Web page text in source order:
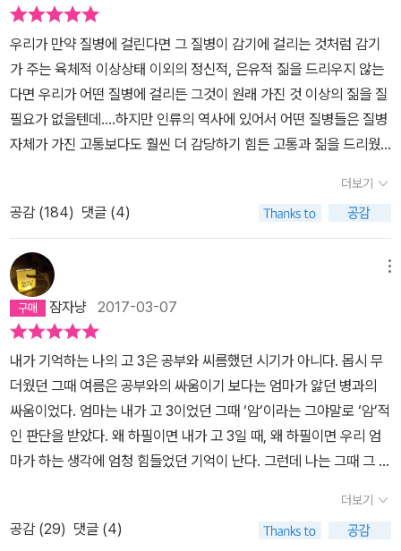
우리가 만약 질병에 걸린다면 그 질병이 감기에 걸리는 것처럼 감기
가 주는 육체적 이상상태 이외의 정신적, 은유적 짊을 드리우지 않는
다면 우리가 어떤 질병에 걸리든 그것이 원래 가진 것 이상의 짊을 질
필요가 없을텐데....하지만 인류의 역사에 있어서 어떤 질병들은 질병
자체가 가진 고통보다도 훨씬 더 감당하기 힘든 고통과 짊을 드리웠
병이 그러하다.사회암적 존재라는 표현, 내부로 침입한 외부적 존재
라는 관점, 적의 제거만이 지상과제가 되어 전쟁터인 우리 몸도 파괴
되는 것을 보지 못하는 생각, 문학적 표현에서 드러난 각종 질병을 둘
러싼 은유적 표현들과 질병을 둘러싼 은유는 특정 질병이 그 원인도
해명되지 못하고 치료법에 대한 사회적 대책이 없을 때 비로소 생겨
나게 되지만 그것은 때로는 정치적 의도로, 군사적 목적으로, 인종적
차별의 모습으로, 계급구별로, 자문화중심주의 등의 다양한 형태로
우리들의 삶에 굴레를 씌워온다.수잔 손택은 자신이 유방암과 자궁암
을 겪으면서 그리고 자신의 친한 벗을 에이즈라는 병으로 잃는 과정
에서 정작 자신이 가진 병보다는 그 병이 가진 은유적 짊에 의해서 더
욱 고통받고 좌절받게 되는 현실세계의 왜곡과 변형을 목도해왔으며
이후로 존재나 현실 그 자체가 은유에 의해 해석에 의해 현대에는 더
욱 이미지라는 수단을 통해 가해지는 허구적이고 환상적이며 부가적
인 고통에 대해 거부하는 삶을 고집하였다. 나아가 자신의 삶에 주어
더보기
공감 (184) 댓글 (4)
잠자냥 2017-03-07
내가 기억하는 나의 고 3은 공부와 씨름했던 시기가 아니다. 몹시 무
더웠던 그때 여름은 공부와의 싸움이기 보다는 엄마가 앓던 병과의
싸움이었다. 엄마는 내가 고 3이었던 그때 ‘암’이라는 그야말로 ‘암’적
인 판단을 받았다. 왜 하필이면 내가 고 3일 때, 왜 하필이면 우리 엄
마가 하는 생각에 엄청 힘들었던 기억이 난다. 그런데 나는 그때 그 이
게조차 말하기 싫었다. ‘우리 엄마가 암이야’라는 말을 누군가에게 하
는 순간, ‘암’이라는 낙인이 엄마는 물론, 우리 가족 전체에게 찍히는
더보기
공감 (29) 댓글 (4)